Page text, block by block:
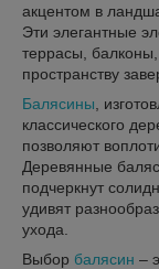
акцентом в
Эти элегантные
террасы,
пространству
Балясины ,
классического
позволяют
Деревянные
подчеркнут
удивят
ухода.
Выбор балясин –